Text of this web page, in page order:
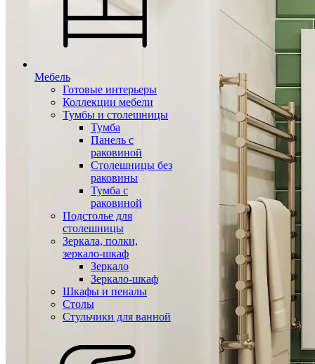
Мебель
Готовые интерьеры
Коллекции мебели
Тумбы и столешницы
Тумба
Панель с
раковиной
Столешницы без
раковины
Тумба с
раковиной
Подстолье для
столешницы
Зеркала, полки,
зеркало-шкаф
Зеркало
Зеркало-шкаф
Шкафы и пеналы
Столы
Стульчики для ванной